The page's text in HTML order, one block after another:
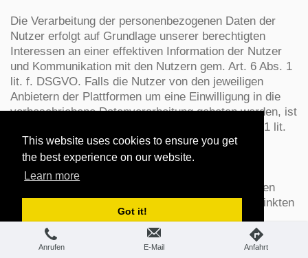
This website uses cookies to ensure you get
the best experience on our website.
Learn more
Got it!
Die Verarbeitung der personenbezogenen Daten der
Nutzer erfolgt auf Grundlage unserer berechtigten
Interessen an einer effektiven Information der Nutzer
und Kommunikation mit den Nutzern gem. Art. 6 Abs. 1
lit. f. DSGVO. Falls die Nutzer von den jeweiligen
Anbietern der Plattformen um eine Einwilligung in die
vorbeschriebene Datenverarbeitung gebeten werden, ist
die Rechtsgrundlage der Verarbeitung Art. 6 Abs. 1 lit.
a., Art. 7 DSGVO.
Für eine detaillierte Darstellung der jeweiligen
Verarbeitungen und der Widerspruchsmöglichkeiten
(Opt-Out), verweisen wir auf die nachfolgend verlinkten
Angaben der Anbieter.
Auch im Fall von Auskunftsanfragen und der
Anrufen E-Mail Anfahrt